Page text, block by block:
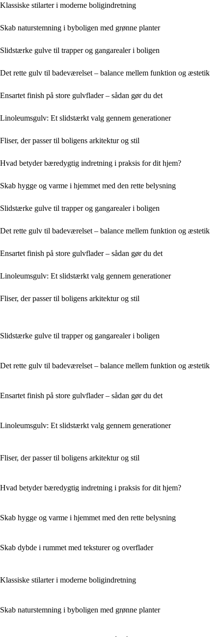
Klassiske stilarter i moderne boligindretning
Skab naturstemning i byboligen med grønne planter
Slidstærke gulve til trapper og gangarealer i boligen
Det rette gulv til badeværelset – balance mellem funktion og æstetik
Ensartet finish på store gulvflader – sådan gør du det
Linoleumsgulv: Et slidstærkt valg gennem generationer
Fliser, der passer til boligens arkitektur og stil
Hvad betyder bæredygtig indretning i praksis for dit hjem?
Skab hygge og varme i hjemmet med den rette belysning
Slidstærke gulve til trapper og gangarealer i boligen
Det rette gulv til badeværelset – balance mellem funktion og æstetik
Ensartet finish på store gulvflader – sådan gør du det
Linoleumsgulv: Et slidstærkt valg gennem generationer
Fliser, der passer til boligens arkitektur og stil
Slidstærke gulve til trapper og gangarealer i boligen
Det rette gulv til badeværelset – balance mellem funktion og æstetik
Ensartet finish på store gulvflader – sådan gør du det
Linoleumsgulv: Et slidstærkt valg gennem generationer
Fliser, der passer til boligens arkitektur og stil
Hvad betyder bæredygtig indretning i praksis for dit hjem?
Skab hygge og varme i hjemmet med den rette belysning
Skab dybde i rummet med teksturer og overflader
Klassiske stilarter i moderne boligindretning
Skab naturstemning i byboligen med grønne planter